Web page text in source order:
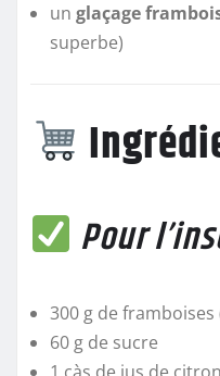
un glaçage
superbe)
Pour
300 g de
60 g de sucre